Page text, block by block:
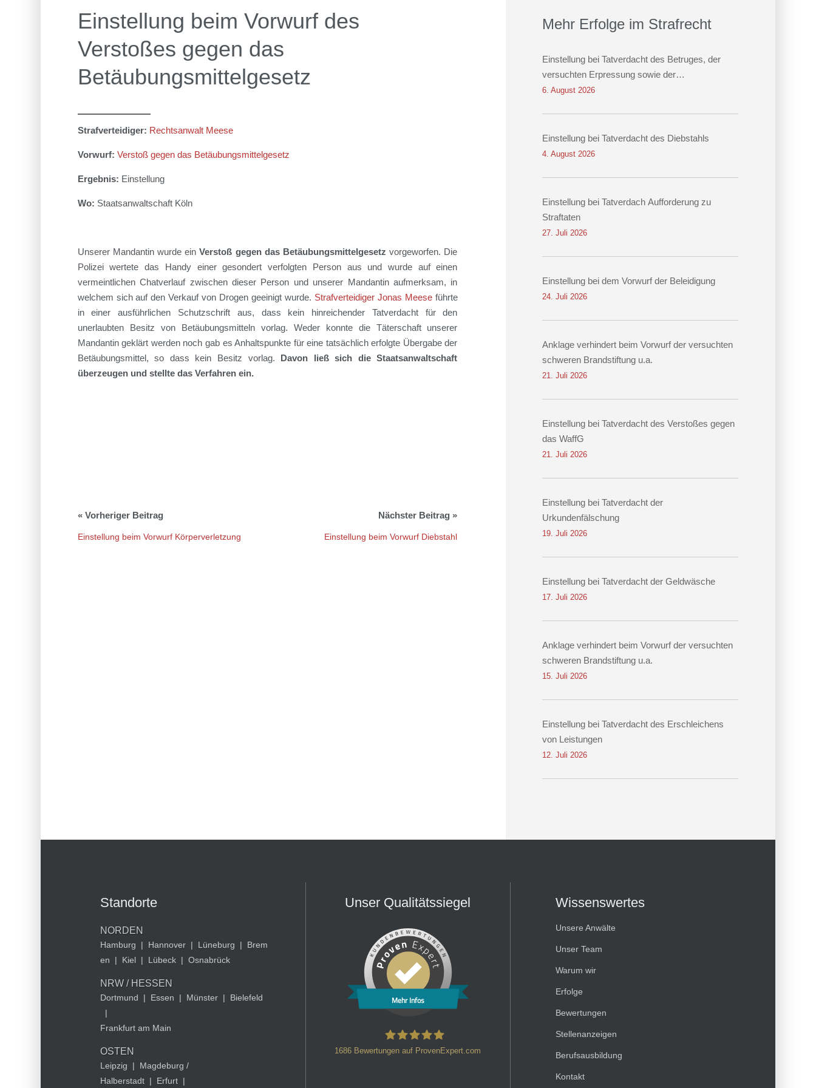
Einstellung beim Vorwurf des
Verstoßes gegen das
Betäubungsmittelgesetz
Strafverteidiger: Rechtsanwalt Meese
Vorwurf: Verstoß gegen das Betäubungsmittelgesetz
Ergebnis: Einstellung
Wo: Staatsanwaltschaft Köln
UnsererMandantin wurde einVerstoß gegen das Betäubungsmittelgesetzvorgeworfen. Die
Polizeiwertete das Handyeiner gesondert verfolgten Person aus und wurde auf einen
vermeintlichen Chatverlauf zwischen dieser Person und unserer Mandantin aufmerksam, in
welchem sich auf den Verkauf von Drogen geeinigt wurde. Strafverteidiger Jonas Meese führte
in einer ausführlichen Schutzschrift aus, dass kein hinreichender Tatverdacht für den
unerlaubten Besitz
vonBetäubungsmittelnvorlag. Weder konnte die Täterschaft unserer
Mandantin geklärt werden noch gab es Anhaltspunkte für eine tatsächlich erfolgte Übergabe der
Betäubungsmittel, so dass kein Besitz vorlag.
Davon ließ sich die Staatsanwaltschaft
überzeugen und stellte das Verfahren ein.
Einstellung beim Vorwurf Körperverletzung Einstellung beim Vorwurf Diebstahl
Mehr Erfolge im Strafrecht
Einstellung bei Tatverdacht des Betruges, der
versuchten Erpressung sowie der
Datenveränderung
6. August 2026
Einstellung bei Tatverdacht des Diebstahls
4. August 2026
Einstellung bei Tatverdach Aufforderung zu
Straftaten
27. Juli 2026
Einstellung bei dem Vorwurf der Beleidigung
24. Juli 2026
Anklage verhindert beim Vorwurf der versuchten
schweren Brandstiftung u.a.
21. Juli 2026
Einstellung bei Tatverdacht des Verstoßes gegen
das WaffG
21. Juli 2026
Einstellung bei Tatverdacht der
Urkundenfälschung
19. Juli 2026
Einstellung bei Tatverdacht der Geldwäsche
17. Juli 2026
Anklage verhindert beim Vorwurf der versuchten
schweren Brandstiftung u.a.
15. Juli 2026
Einstellung bei Tatverdacht des Erschleichens
von Leistungen
12. Juli 2026
Standorte
NORDEN
Hamburg | Hannover | Lüneburg |
Brem
en
| Kiel | Lübeck | Osnabrück
NRW / HESSEN
Dortmund | Essen | Münster |
Bielefeld
|
Frankfurt am Main
OSTEN
Leipzig |
Magdeburg /
Halberstadt | Erfurt |
Unser Qualitätssiegel
Mehr Infos
1686 Bewertungen auf ProvenExpert.com
Wissenswertes
Unsere Anwälte
Unser Team
Warum wir
Erfolge
Bewertungen
Stellenanzeigen
Berufsausbildung
Kontakt